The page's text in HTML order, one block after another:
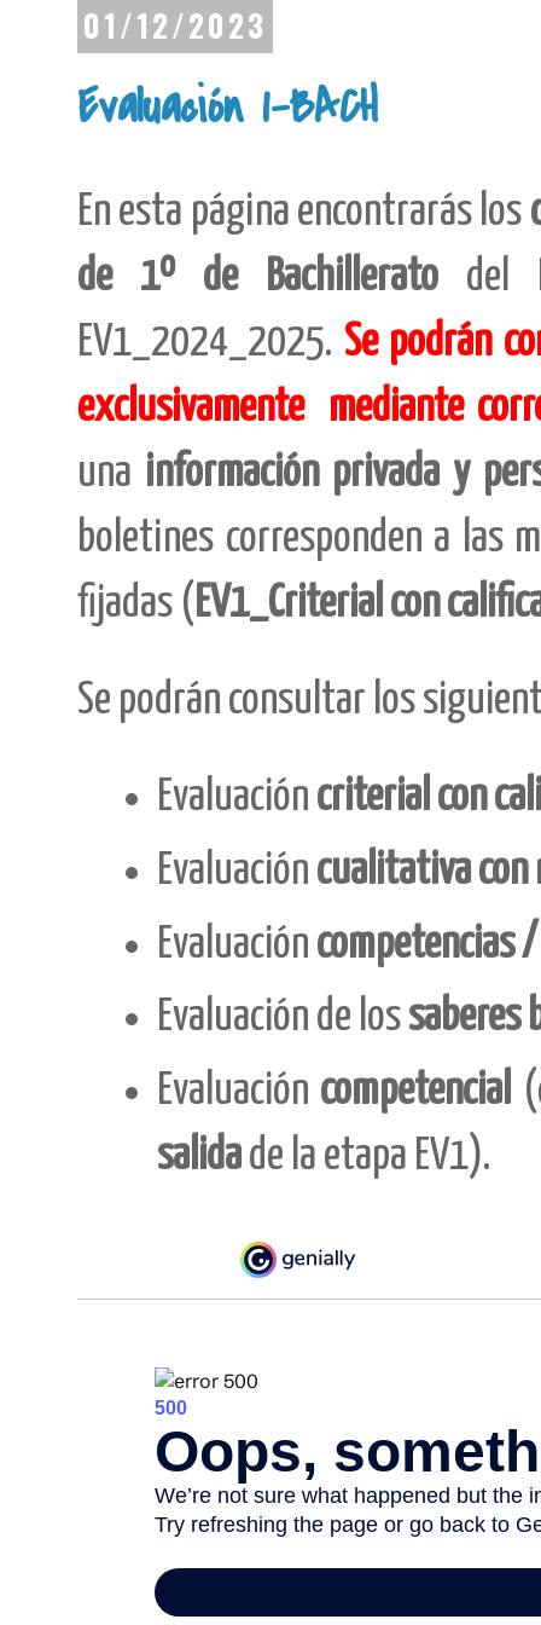
01/12/2023
Evaluación 1-BACH
En esta página encontrarás los
de 1º de Bachillerato del
EV1_2024_2025. Se podrán
exclusivamente mediante
una información privada y
boletines corresponden a las
fijadas ( EV1_Criterial con
Se podrán consultar los
Evaluación criterial con
Evaluación cualitativa
Evaluación competencias
Evaluación de lossaberes
Evaluación competencial
salidade la etapa EV1).